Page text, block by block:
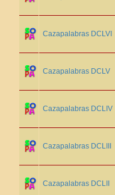
Cazapalabras DCLVI
Cazapalabras DCLV
Cazapalabras DCLIV
Cazapalabras DCLIII
Cazapalabras DCLII